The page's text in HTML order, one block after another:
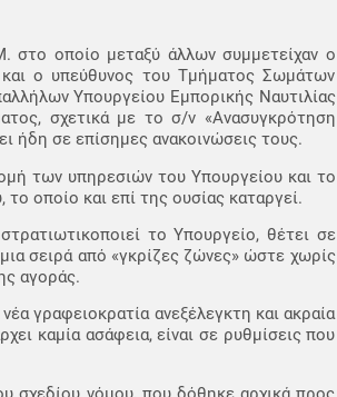
στο οποίο μεταξύ άλλων συμμετείχαν ο
ο υπεύθυνος του Τμήματος Σωμάτων
Υπουργείου Εμπορικής Ναυτιλίας
σχετικά με το σ/ν «Ανασυγκρότηση
ήδη σε επίσημες ανακοινώσεις τους.
των υπηρεσιών του Υπουργείου και το
οποίο και επί της ουσίας καταργεί.
το Υπουργείο, θέτει σε
σειρά από «γκρίζες ζώνες» ώστε χωρίς
αγοράς.
γραφειοκρατία ανεξέλεγκτη και ακραία
καμία ασάφεια, είναι σε ρυθμίσεις που